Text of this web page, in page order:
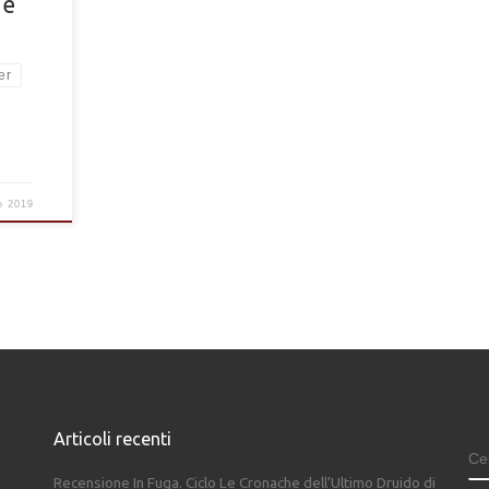
2019
Articoli recenti
Recensione In Fuga. Ciclo Le Cronache dell’Ultimo Druido di